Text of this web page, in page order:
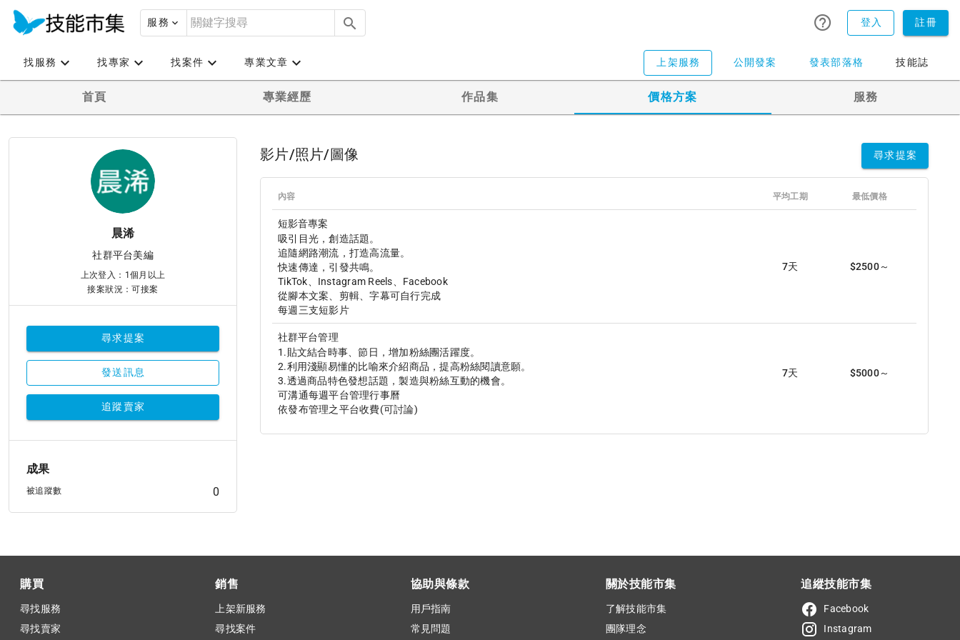
服務 登入 註冊
找服務 找專家 找案件 專業文章 上架服務 公開發案 發表部落格 技能誌
首頁 專業經歷 作品集 價格方案 服務
晨浠
社群平台美編
上次登入：1個月以上
接案狀況：可接案
尋求提案
發送訊息
追蹤賣家
成果
被追蹤數 0
影片/照片/圖像 尋求提案
內容 平均工期 最低價格
短影音專案
吸引目光，創造話題。
追隨網路潮流，打造高流量。
快速傳達，引發共鳴。
TikTok、Instagram Reels、Facebook
從腳本文案、剪輯、字幕可自行完成
每週三支短影片
7天 $2500～
社群平台管理
1.貼文結合時事、節日，增加粉絲團活躍度。
2.利用淺顯易懂的比喻來介紹商品，提高粉絲閱讀意願。
3.透過商品特色發想話題，製造與粉絲互動的機會。
可溝通每週平台管理行事曆
7天 $5000～
購買
尋找服務
尋找賣家
銷售
上架新服務
尋找案件
協助與條款
用戶指南
常見問題
關於技能市集
了解技能市集
團隊理念
追縱技能市集
Facebook
Instagram